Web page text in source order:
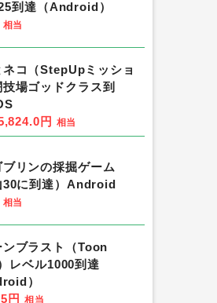
到達（Android）
相当
ネコ（StepUpミッショ
技場ゴッドクラス到
円 相当
ブリンの採掘ゲーム
30に到達）Android
相当
ンブラスト（Toon
レベル1000到達
）
円 相当